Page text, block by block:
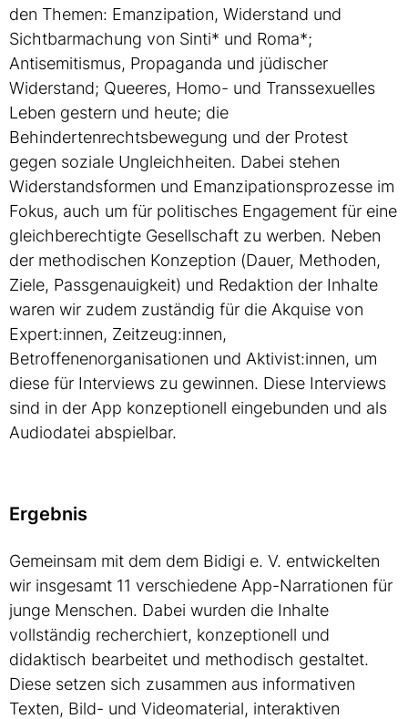
den Themen: Emanzipation, Widerstand und
Sichtbarmachung von Sinti* und Roma*;
Antisemitismus, Propaganda und jüdischer
Widerstand; Queeres, Homo- und Transsexuelles
Leben gestern und heute; die
Behindertenrechtsbewegung und der Protest
gegen soziale Ungleichheiten. Dabei stehen
Widerstandsformen und Emanzipationsprozesse im
Fokus, auch um für politisches Engagement für eine
gleichberechtigte Gesellschaft zu werben. Neben
der methodischen Konzeption (Dauer, Methoden,
Ziele, Passgenauigkeit) und Redaktion der Inhalte
waren wir zudem zuständig für die Akquise von
Expert:innen, Zeitzeug:innen,
Betroffenenorganisationen und Aktivist:innen, um
diese für Interviews zu gewinnen. Diese Interviews
sind in der App konzeptionell eingebunden und als
Audiodatei abspielbar.
Ergebnis
Gemeinsam mit dem dem Bidigi e. V. entwickelten
wir insgesamt 11 verschiedene App-Narrationen für
junge Menschen. Dabei wurden die Inhalte
vollständig recherchiert, konzeptionell und
didaktisch bearbeitet und methodisch gestaltet.
Diese setzen sich zusammen aus informativen
Texten, Bild- und Videomaterial, interaktiven